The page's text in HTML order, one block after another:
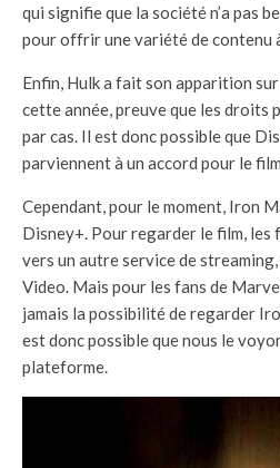
qui signifie que la société n’a pas
pour offrir une variété de contenu
Enfin, Hulk a fait son apparition
cette année, preuve que les droits
par cas. Il est donc possible que
parviennent à un accord pour le
Cependant, pour le moment, Iron
Disney+. Pour regarder le film,
vers un autre service de
Video. Mais pour les fans de
jamais la possibilité de regarder
est donc possible que nous le
plateforme.